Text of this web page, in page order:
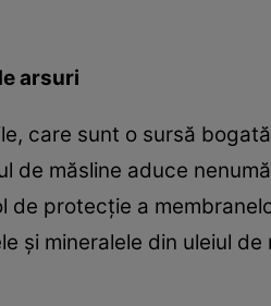
arsuri
care sunt o sursă
de măsline aduce
de protecţie a
şi mineralele din uleiul